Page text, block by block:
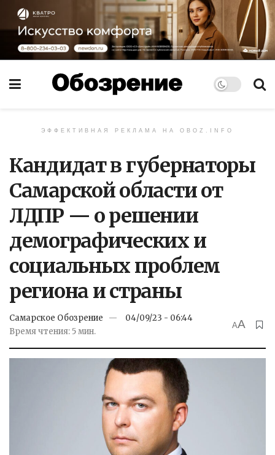
ЭФФЕКТИВНАЯ РЕКЛАМА НА OBOZ.INFO
Кандидат в губернаторы
Самарской области от
ЛДПР — о решении
демографических и
социальных проблем
региона и страны
Самарское Обозрение
04/09/23 - 06:44
Время чтения: 5 мин.
AA